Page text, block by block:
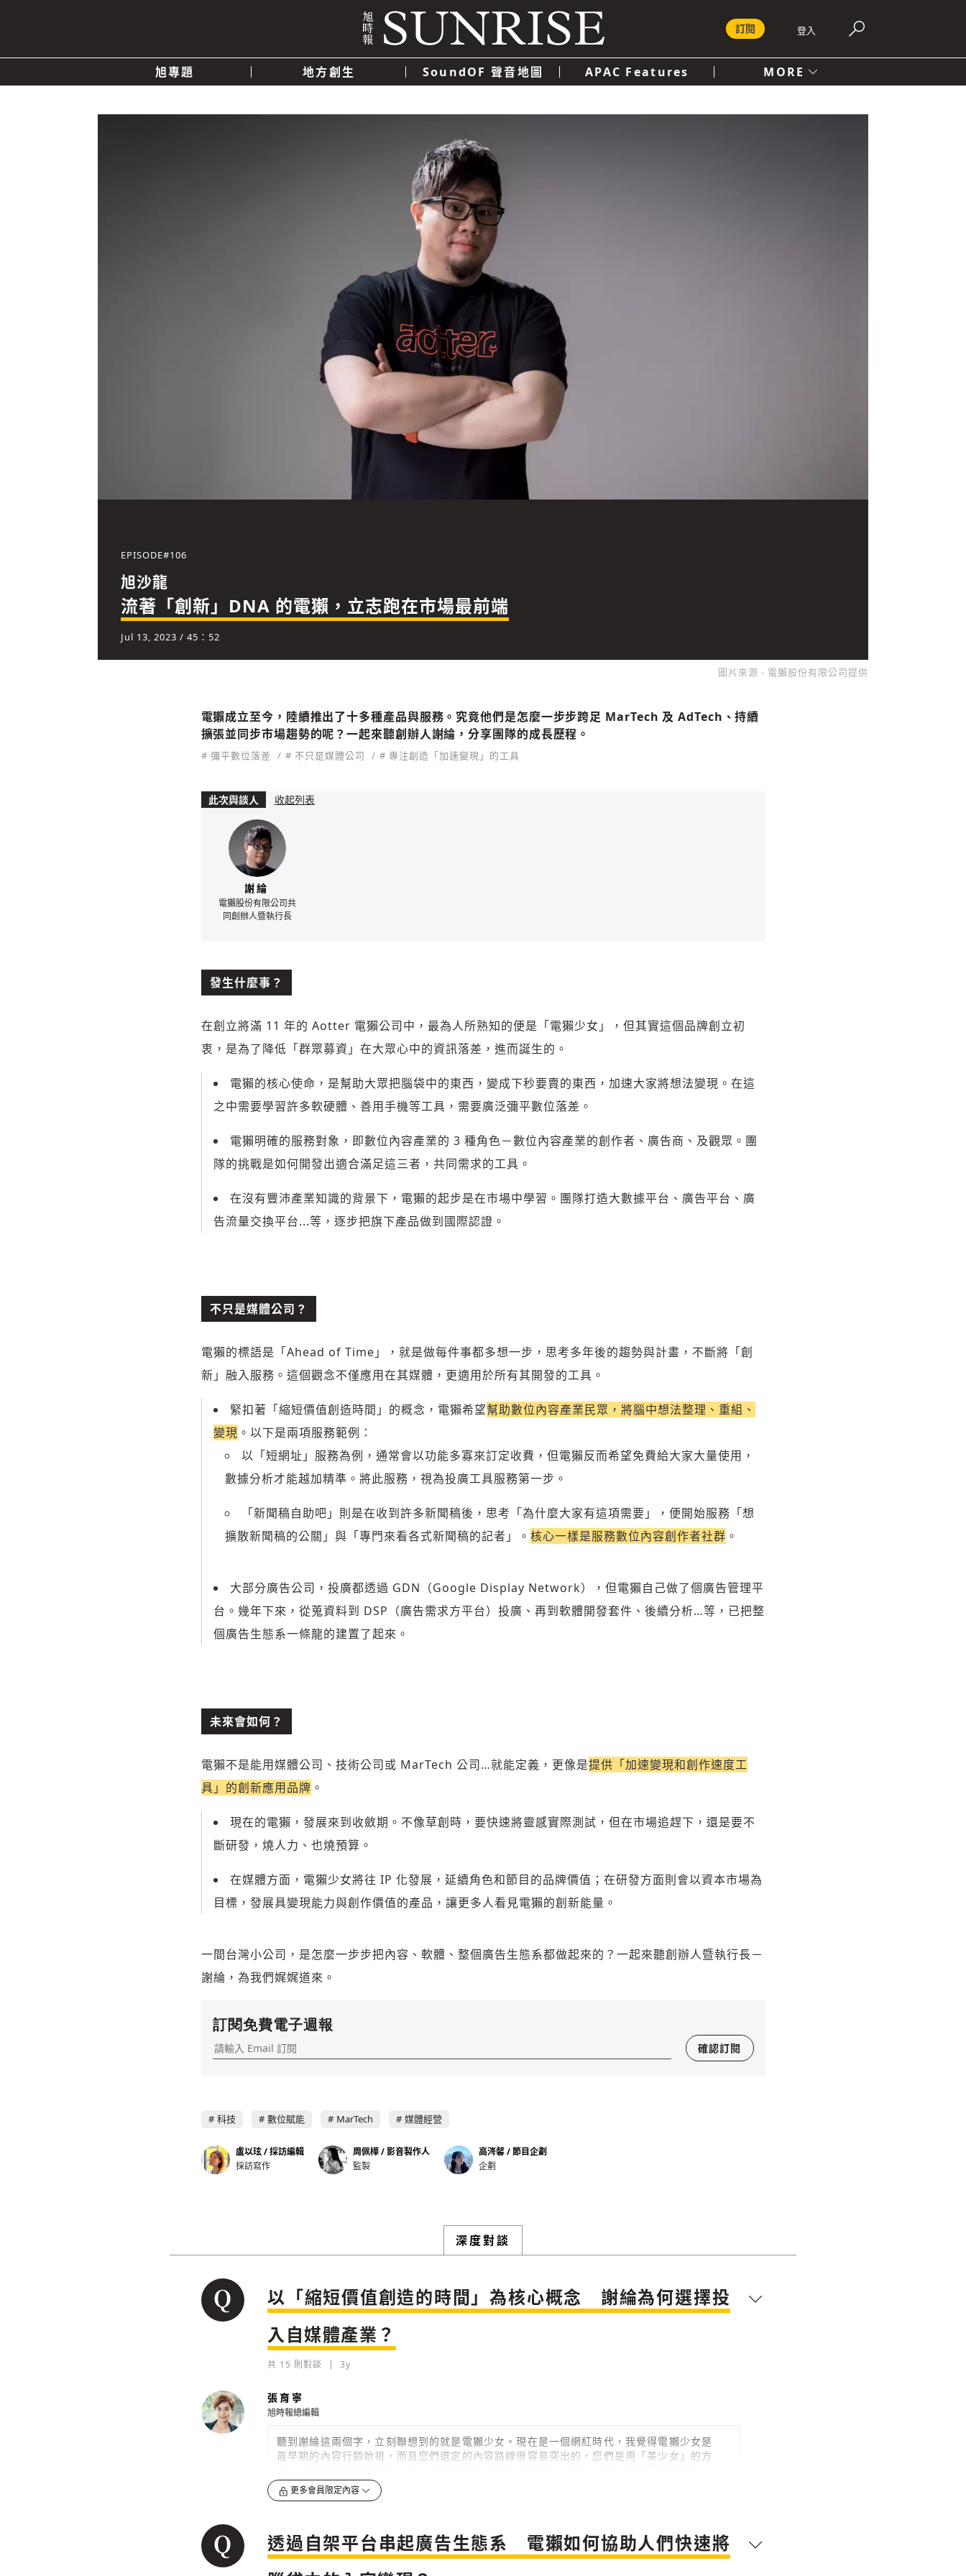
登入
訂閱
旭專題 地方創生 SoundOF 聲音地圖 APAC Features MORE
登入或註冊
輸入 Email 驗證碼
EPISODE#106
旭沙龍
流著「創新」DNA 的電獺，立志跑在市場最前端
Jul 13, 2023 / 45：52
圖片來源 - 電獺股份有限公司提供
將此文章當作禮物
近期曾送禮給下列會員
將此文章當作禮物
您確定要花費 NT49 元
將此文章以禮物的形式送給朋友嗎
電獺成立至今，陸續推出了十多種產品與服務。究竟他們是怎麼一步步跨足 MarTech 及 AdTech、持續
擴張並同步市場趨勢的呢？一起來聽創辦人謝綸，分享團隊的成長歷程。
# 彌平數位落差 # 不只是媒體公司 # 專注創造「加速變現」的工具
此次與談人 收起列表
謝綸
電獺股份有限公司共
同創辦人暨執行長
發生什麼事？
在創立將滿 11 年的 Aotter 電獺公司中，最為人所熟知的便是「電獺少女」，但其實這個品牌創立初
衷，是為了降低「群眾募資」在大眾心中的資訊落差，進而誕生的。
電獺的核心使命 ，是幫助大眾把腦袋中的東西，變成下秒要賣的東西，加速大家將想法變現。在這
之中需要學習許多軟硬體、善用手機等工具，需要廣泛彌平數位落差。
電獺明確的服務對象 ，即數位內容產業的 3 種角色－數位內容產業的創作者、廣告商、及觀眾。團
隊的挑戰是如何開發出適合滿足這三者，共同需求的工具。
在沒有豐沛產業知識的背景下，電獺的起步是在市場中學習。團隊打造大數據平台、廣告平台、廣
告流量交換平台...等，逐步把旗下產品做到國際認證。
不只是媒體公司？
電獺的標語是「Ahead of Time」，就是做每件事都多想一步，思考多年後的趨勢與計畫，不斷將「創
新」融入服務。這個觀念不僅應用在其媒體，更適用於所有其開發的工具。
緊扣著「縮短價值創造時間」的概念，電獺希望幫助數位內容產業民眾，將腦中想法整理、重組、
變現 。以下是兩項服務範例：
以「短網址」服務為例，通常會以功能多寡來訂定收費，但電獺反而希望免費給大家大量使用，
數據分析才能越加精準。 將此服務，視為投廣工具服務第一步。
「新聞稿自助吧」則是在收到許多新聞稿後，思考「為什麼大家有這項需要」，便開始服務「想
擴散新聞稿的公關」與「專門來看各式新聞稿的記者」。 核心一樣是服務數位內容創作者社群 。
大部分廣告公司，投廣都透過 GDN（Google Display Network），但電獺自己做了個廣告管理平
台。幾年下來，從蒐資料到 DSP（廣告需求方平台）投廣、再到軟體開發套件、後續分析…等，已把整
個廣告生態系一條龍的建置了起來。
未來會如何？
電獺不是能用媒體公司、技術公司或 MarTech 公司…就能定義 ，更像是提供「加速變現和創作速度工
具」的創新應用品牌 。
現在的電獺，發展來到收斂期。不像草創時，要快速將靈感實際測試，但在市場追趕下，還是要不
斷研發，燒人力、也燒預算。
在媒體方面，電獺少女將往 IP 化發展，延續角色和節目的品牌價值；在研發方面則會以資本市場為
目標，發展具變現能力與創作價值的產品，讓更多人看見電獺的創新能量。
一間台灣小公司，是怎麼一步步把內容、軟體、整個廣告生態系都做起來的？一起來聽創辦人暨執行長－
謝綸，為我們娓娓道來。
訂閱免費電子週報
確認訂閱
科技 數位賦能 MarTech 媒體經營
盧以玹 / 採訪編輯
採訪寫作
周佩樺 / 影音製作人
監製
高涔馨 / 節目企劃
企劃
深度對談
以「縮短價值創造的時間」為核心概念 謝綸為何選擇投
入自媒體產業？
共 15 則對談 3y
張育寧
旭時報總編輯
聽到謝綸這兩個字，立刻聯想到的就是電獺少女。現在是一個網紅時代，我覺得電獺少女是
最早期的內容行銷始祖，而且您們選定的內容路線很容易突出的，您們是用「美少女」的方
個員工。先請您聊一下，您現在會怎麼樣定義您的公司？
檢舉留言
更多會員限定內容
透過自架平台串起廣告生態系 電獺如何協助人們快速將
分享
留言連結
新增回應
參與深度對談的交流原則：
運用段落闡述想法：表達觀點清楚結構，讓多元領域交流更有脈絡化
討論聚焦議題本身：尊重不同角度的內容、觀點，以及言論
避免不理性的用詞：不因個人主觀感受不同，而使用情緒性攻擊字眼
禁止歧視性的言論：不對他人種族、宗教、性別等身份，發表歧視言
論
反對任何型式騷擾：杜絕包含但不限於恐嚇、髒話、威脅、性暗示等
文字
選擇留言文字給平台的使用範疇（皆註記來源）：
留言文字開放授權 留言文字開放引用
陪你從「科技+人文」視角，深入國際政經脈動
成為付費會員，即可擁有：
✓ 全站深度分析報導文章
✓ 會員專屬 8 折活動報名優惠